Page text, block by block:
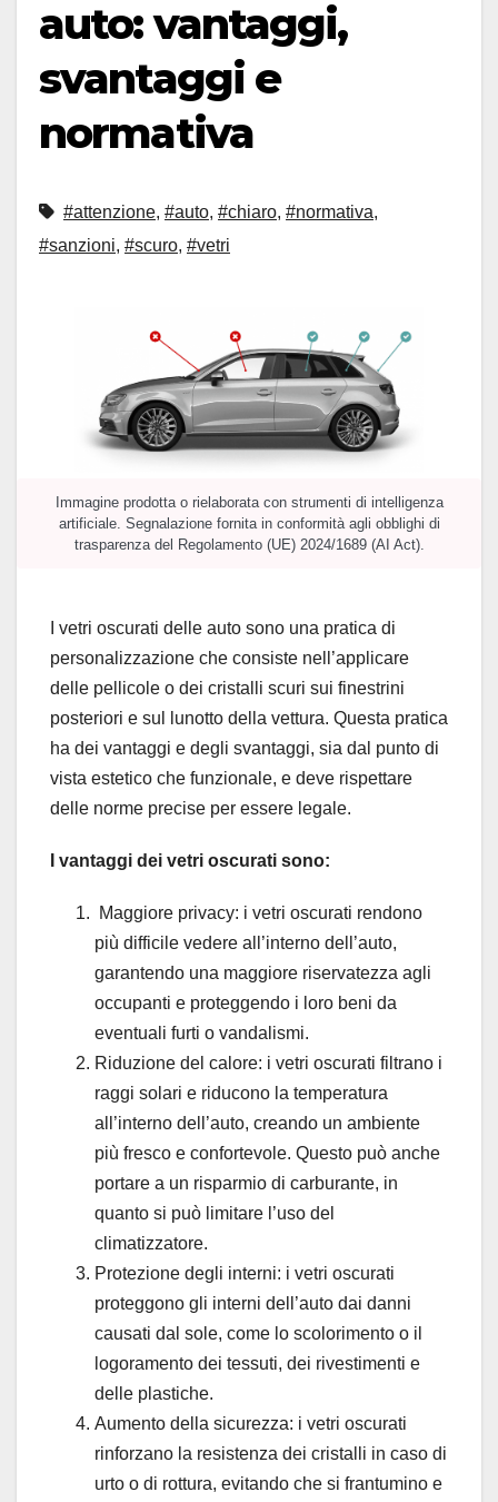
auto: vantaggi,
svantaggi e
normativa
#attenzione, #auto, #chiaro, #normativa,
#sanzioni, #scuro, #vetri
Immagine prodotta o rielaborata con strumenti di intelligenza
artificiale. Segnalazione fornita in conformità agli obblighi di
trasparenza del Regolamento (UE) 2024/1689 (AI Act).
I vetri oscurati delle auto sono una pratica di
personalizzazione che consiste nell’applicare
delle pellicole o dei cristalli scuri sui finestrini
posteriori e sul lunotto della vettura. Questa pratica
ha dei vantaggi e degli svantaggi, sia dal punto di
vista estetico che funzionale, e deve rispettare
delle norme precise per essere legale.
I vantaggi dei vetri oscurati sono:
Maggiore privacy: i vetri oscurati rendono
più difficile vedere all’interno dell’auto,
garantendo una maggiore riservatezza agli
occupanti e proteggendo i loro beni da
eventuali furti o vandalismi.
Riduzione del calore: i vetri oscurati filtrano i
raggi solari e riducono la temperatura
all’interno dell’auto, creando un ambiente
più fresco e confortevole. Questo può anche
portare a un risparmio di carburante, in
quanto si può limitare l’uso del
climatizzatore.
Protezione degli interni: i vetri oscurati
proteggono gli interni dell’auto dai danni
causati dal sole, come lo scolorimento o il
logoramento dei tessuti, dei rivestimenti e
delle plastiche.
Aumento della sicurezza: i vetri oscurati
rinforzano la resistenza dei cristalli in caso di
urto o di rottura, evitando che si frantumino e